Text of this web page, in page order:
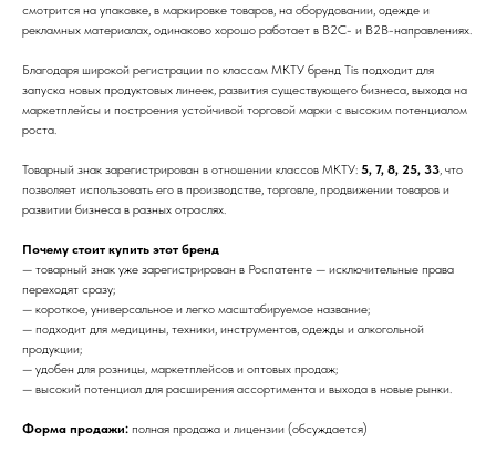
смотрится на упаковке, в маркировке товаров, на оборудовании, одежде и
рекламных материалах, одинаково хорошо работает в B2C- и B2B-направлениях.
Благодаря широкой регистрации по классам МКТУ бренд Tis подходит для
запуска новых продуктовых линеек, развития существующего бизнеса, выхода на
маркетплейсы и построения устойчивой торговой марки с высоким потенциалом
роста.
Товарный знак зарегистрирован в отношении классов МКТУ: 5, 7, 8, 25, 33, что
позволяет использовать его в производстве, торговле, продвижении товаров и
развитии бизнеса в разных отраслях.
Почему стоит купить этот бренд
— товарный знак уже зарегистрирован в Роспатенте — исключительные права
переходят сразу;
— короткое, универсальное и легко масштабируемое название;
— подходит для медицины, техники, инструментов, одежды и алкогольной
продукции;
— удобен для розницы, маркетплейсов и оптовых продаж;
— высокий потенциал для расширения ассортимента и выхода в новые рынки.
Форма продажи: полная продажа и лицензии (обсуждается)